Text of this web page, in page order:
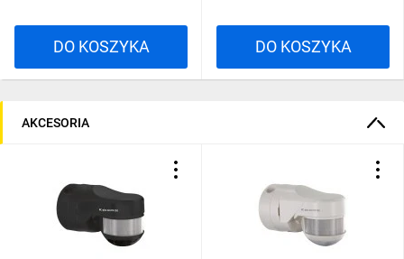
DO KOSZYKA DO KOSZYKA
AKCESORIA